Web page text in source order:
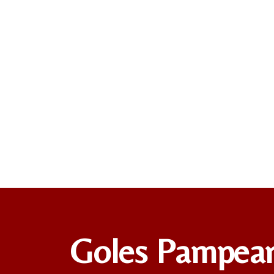
Goles